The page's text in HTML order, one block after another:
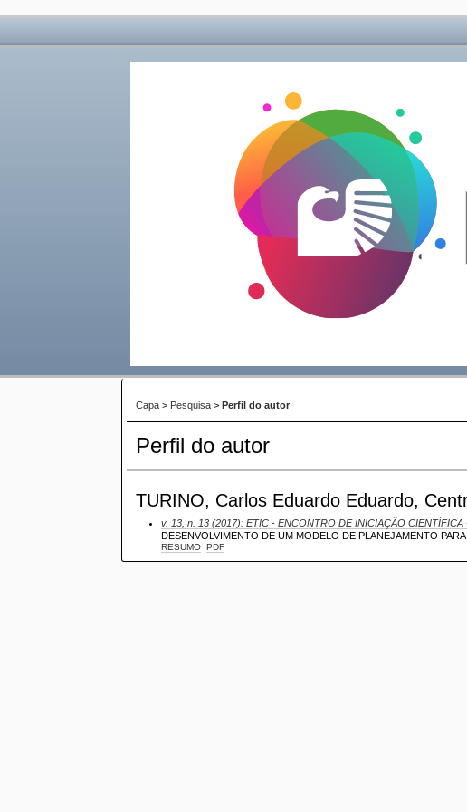
Capa > Pesquisa >Perfil do autor
Perfil do autor
TURINO, Carlos Eduardo Eduardo,
v. 13, n. 13 (2017): ETIC - ENCONTRO DE INICIAÇÃO CIENTÍFICA
DESENVOLVIMENTO DE UM MODELO DE PLANEJAMENTO PARA
RESUMO PDF